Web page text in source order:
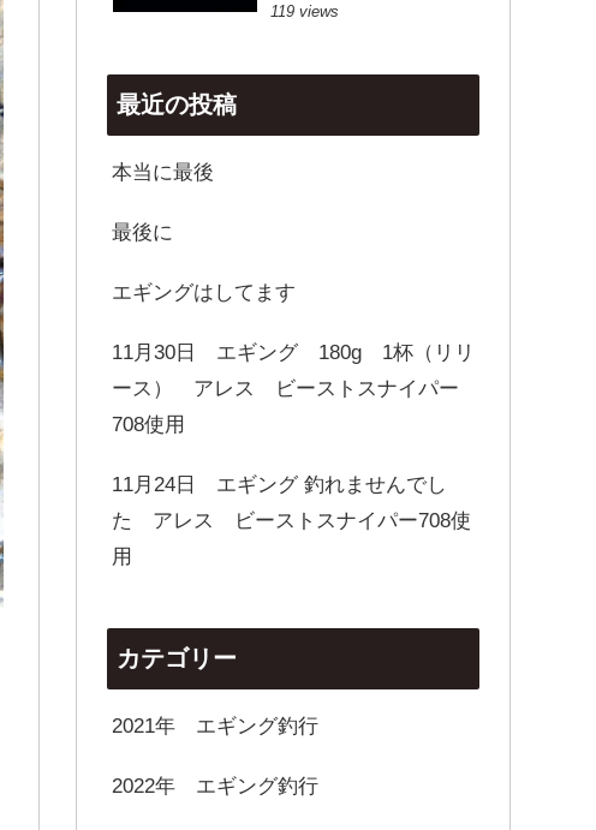
119 views
最近の投稿
本当に最後
最後に
エギングはしてます
11月30日 エギング 180g 1杯（リリ
ース） アレス ビーストスナイパー
708使用
11月24日 エギング 釣れませんでし
た アレス ビーストスナイパー708使
用
カテゴリー
2021年 エギング釣行
2022年 エギング釣行